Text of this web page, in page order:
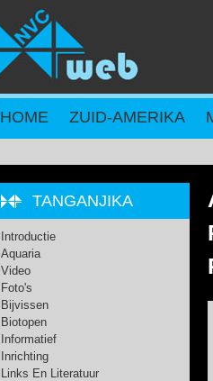
HOME ZUID-AMERIKA
TANGANJIKA
Introductie
Aquaria
Video
Foto's
Bijvissen
Biotopen
Informatief
Inrichting
Links En Literatuur